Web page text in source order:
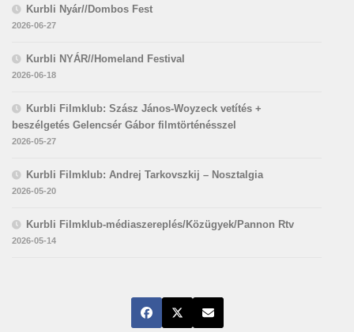
Kurbli Nyár//Dombos Fest
2026-06-27
Kurbli NYÁR//Homeland Festival
2026-06-18
Kurbli Filmklub: Szász János-Woyzeck vetítés +
beszélgetés Gelencsér Gábor filmtörténésszel
2026-05-27
Kurbli Filmklub: Andrej Tarkovszkij – Nosztalgia
2026-05-20
Kurbli Filmklub-médiaszereplés/Közügyek/Pannon Rtv
2026-05-14